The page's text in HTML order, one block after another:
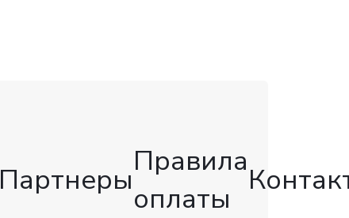
Партнеры
Правила
оплаты